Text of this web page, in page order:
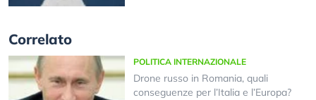
Correlato
POLITICA INTERNAZIONALE
Drone russo in Romania, quali
conseguenze per l’Italia e l’Europa?